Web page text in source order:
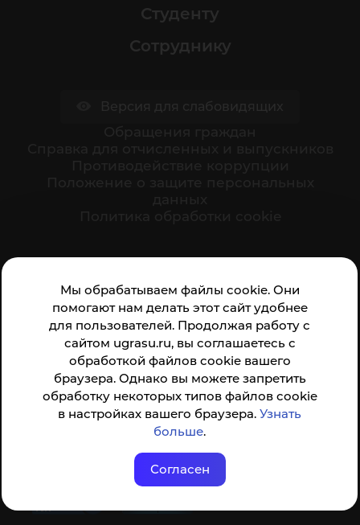
Мы обрабатываем файлы cookie. Они
помогают нам делать этот сайт удобнее
для пользователей. Продолжая работу с
сайтом ugrasu.ru, вы соглашаетесь с
обработкой файлов cookie вашего
браузера. Однако вы можете запретить
обработку некоторых типов файлов cookie
в настройках вашего браузера.Узнать
больше.
Согласен
Студенту
Сотруднику
организации:
Анкета доступна по QR-коду, а так же по прямой
ссылке
© ФГБОУ ВО ЮГУ 2001–2026